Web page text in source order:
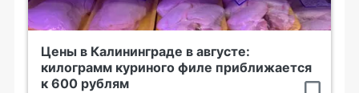
Цены в Калининграде в августе:
килограмм куриного филе приближается
к 600 рублям